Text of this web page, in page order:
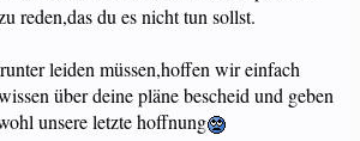
reden,das du es nicht tun sollst.
leiden müssen,hoffen wir einfach
über deine pläne bescheid und geben
unsere letzte hoffnung